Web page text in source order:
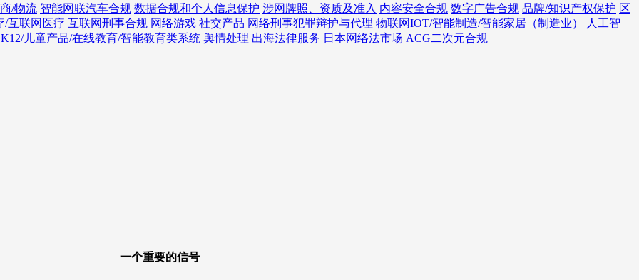
/物流 智能网联汽车合规 数据合规和个人信息保护 涉网牌照、资质及准入 内容安全合规 数字广告合规 品牌/知识产权保护 区
/互联网医疗 互联网刑事合规 网络游戏 社交产品 网络刑事犯罪辩护与代理 物联网IOT/智能制造/智能家居（制造业）
人工智
K12/儿童产品/在线教育/智能教育类系统 舆情处理 出海法律服务 日本网络法市场 ACG二次元合规
一个重要的信号